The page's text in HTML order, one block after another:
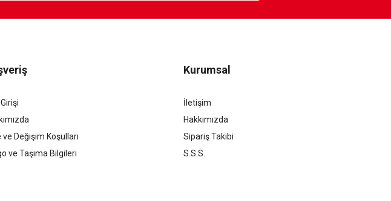
ve Değişim Koşulları
ve Taşıma Bilgileri
Kurumsal
İletişim
Hakkımızda
Sipariş Takibi
S.S.S.